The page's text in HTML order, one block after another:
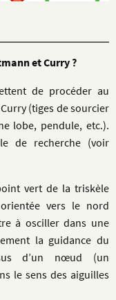
et Curry ?
de procéder au
(tiges de sourcier
lobe, pendule, etc.).
de recherche (voir
vert de la triskèle
vers le nord
à osciller dans une
la guidance du
d’un nœud (un
le sens des aiguilles